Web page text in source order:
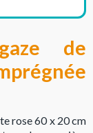
de
rose 60 x 20 cm